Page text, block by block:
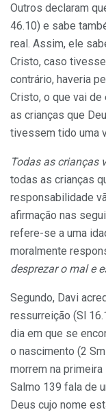
Outros declaram
46.10) e sabe
real. Assim, ele
Cristo, caso
contrário, haveria
Cristo, o que vai de
as crianças que
tivessem tido uma
Todas as crianças
todas as crianças
responsabilidade
afirmação nas
refere-se a uma
moralmente
desprezar o mal e
Segundo, Davi
ressurreição (Sl
dia em que se
o nascimento (2
morrem na primeira
Salmo 139 fala de
Deus cujo nome